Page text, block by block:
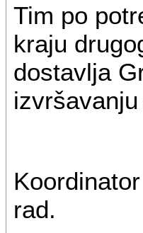
Tim po
kraju
dostavlja
rad.